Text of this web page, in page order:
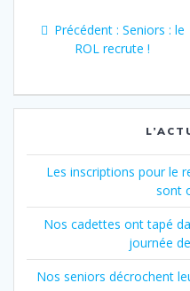
de Précédent : Article
précédent
Seniors : le
ROL recrute !
Les inscriptions pour le
sont
Nos cadettes ont tapé
journée
Nos seniors décrochent